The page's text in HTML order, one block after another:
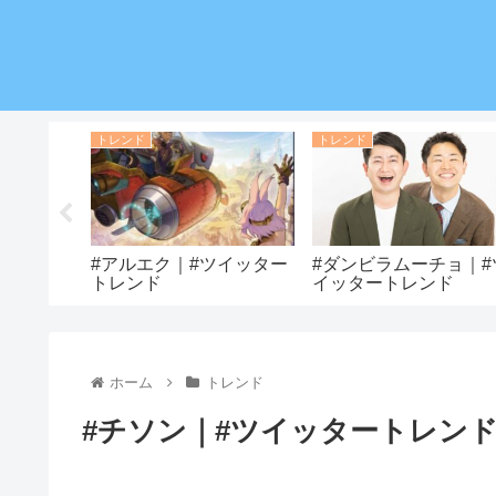
トレンド
#アルエク｜#ツイッター
トレンド
トレンド
#ダンビラムーチョ｜#
イッタートレンド
ホーム トレンド
#チソン｜#ツイッタートレン